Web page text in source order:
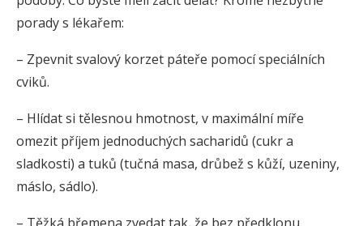
porady s lékařem:
– Zpevnit svalový korzet páteře pomocí speciálních
cviků.
– Hlídat si tělesnou hmotnost, v maximální míře
omezit příjem jednoduchých sacharidů (cukr a
sladkosti) a tuků (tučná masa, drůbež s kůží, uzeniny,
máslo, sádlo).